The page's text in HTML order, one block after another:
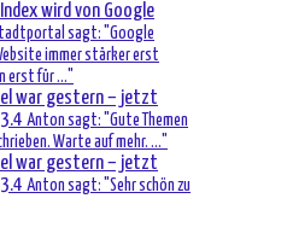
wird von Google
sagt: "Google
immer stärker erst
erst für ..."
war gestern – jetzt
Anton sagt: "Gute Themen
Warte auf mehr. ..."
war gestern – jetzt
Anton sagt: "Sehr schön zu